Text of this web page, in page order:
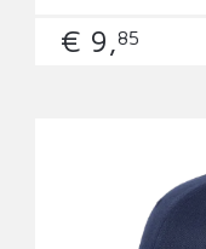
€ 9,85